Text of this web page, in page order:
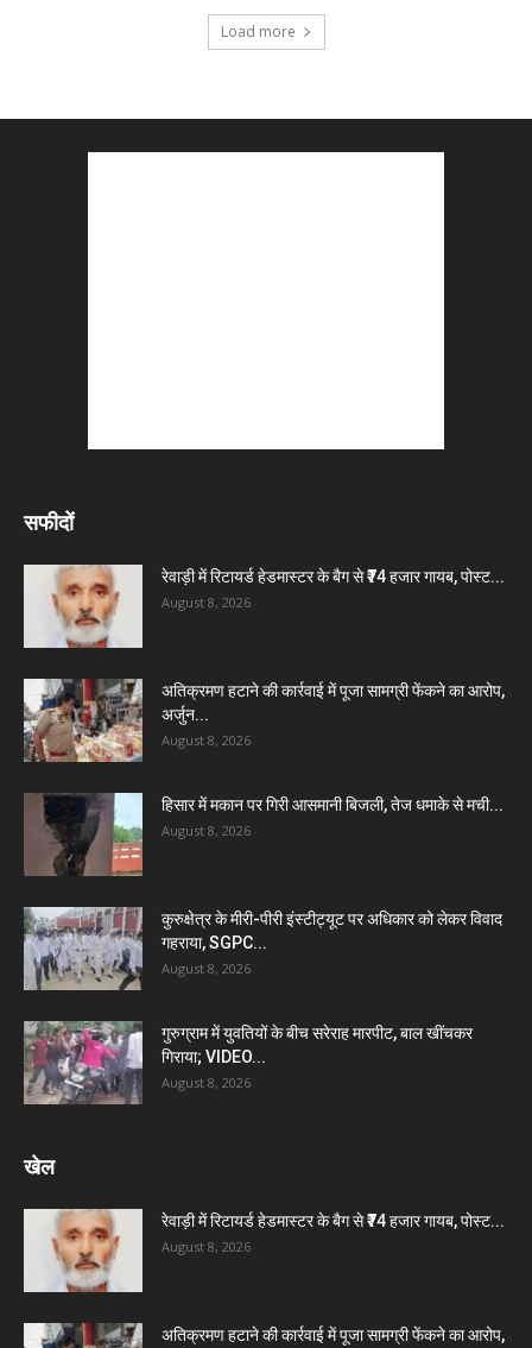
Load more
सफीदों
रेवाड़ी में रिटायर्ड हेडमास्टर के बैग से ₹74 हजार गायब, पोस्ट...
August 8, 2026
अतिक्रमण हटाने की कार्रवाई में पूजा सामग्री फेंकने का आरोप,
अर्जुन...
August 8, 2026
हिसार में मकान पर गिरी आसमानी बिजली, तेज धमाके से मची...
August 8, 2026
कुरुक्षेत्र के मीरी-पीरी इंस्टीट्यूट पर अधिकार को लेकर विवाद
गहराया, SGPC...
August 8, 2026
गुरुग्राम में युवतियों के बीच सरेराह मारपीट, बाल खींचकर
गिराया; VIDEO...
August 8, 2026
खेल
रेवाड़ी में रिटायर्ड हेडमास्टर के बैग से ₹74 हजार गायब, पोस्ट...
August 8, 2026
अतिक्रमण हटाने की कार्रवाई में पूजा सामग्री फेंकने का आरोप,